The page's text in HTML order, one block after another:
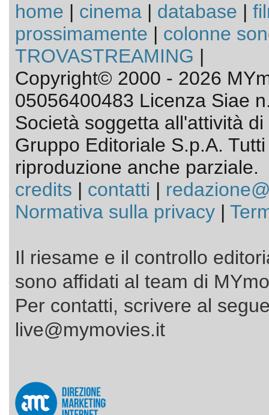
home | cinema| database |
prossimamente | colonne
TROVASTREAMING |
Copyright© 2000 - 2026
05056400483 Licenza Siae
Società soggetta all'attività
Gruppo Editoriale S.p.A.
riproduzione anche parziale.
credits | contatti |
Normativa sulla privacy|
Il riesame e il controllo
sono affidati al team di
Per contatti, scrivere al
live@mymovies.it